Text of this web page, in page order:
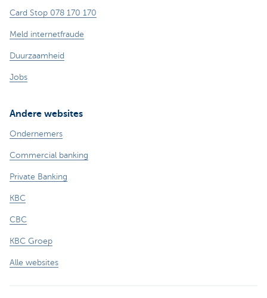
Card Stop 078 170 170
Meld internetfraude
Duurzaamheid
Jobs
Andere websites
Ondernemers
Commercial banking
Private Banking
KBC
CBC
KBC Groep
Alle websites